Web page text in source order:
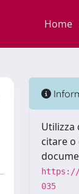
Home
Utilizza
citare o
https://
035